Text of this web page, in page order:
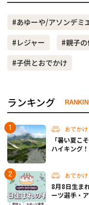
#あゆーや/アソンデミ
#レジャー
#親子
#子供とおでかけ
ランキング
おでかけ
「暑い夏こ
ハイキング
おでかけ
8月8日生ま
ーツ選手・